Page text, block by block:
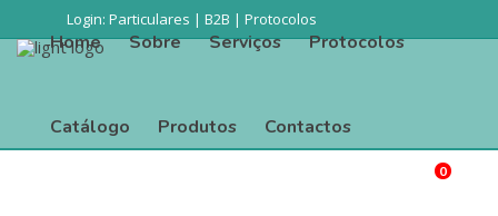
Login: Particulares | B2B | Protocolos
0
Home Sobre Serviços Protocolos
Catálogo Produtos Contactos